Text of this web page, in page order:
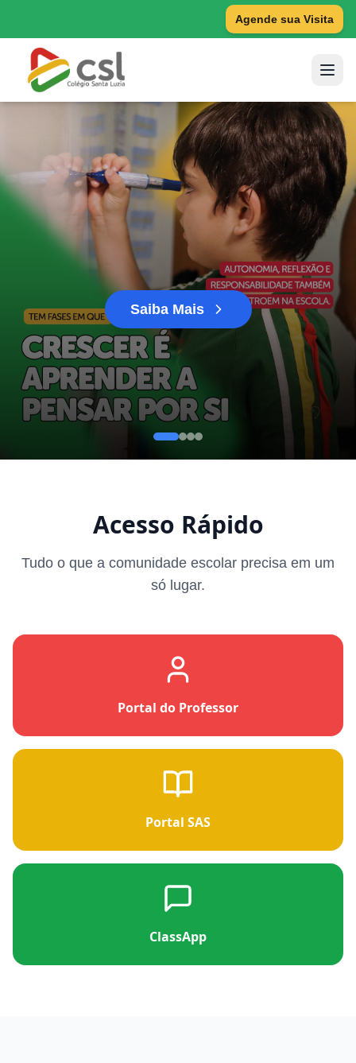
Agende sua Visita
Saiba Mais
Acesso Rápido
Tudo o que a comunidade escolar precisa em um
só lugar.
Portal do Professor
Portal SAS
ClassApp